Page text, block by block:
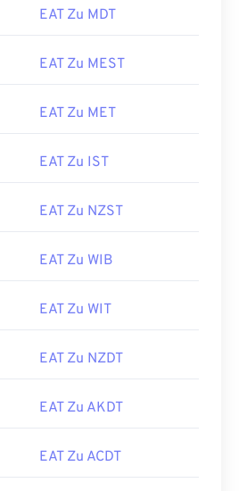
EAT Zu MDT
EAT Zu MEST
EAT Zu MET
EAT Zu IST
EAT Zu NZST
EAT Zu WIB
EAT Zu WIT
EAT Zu NZDT
EAT Zu AKDT
EAT Zu ACDT